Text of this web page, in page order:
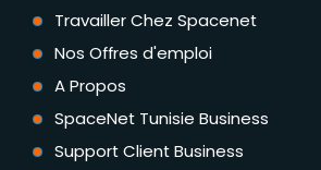
Travailler Chez Spacenet
Nos Offres d'emploi
A Propos
SpaceNet Tunisie Business
Support Client Business